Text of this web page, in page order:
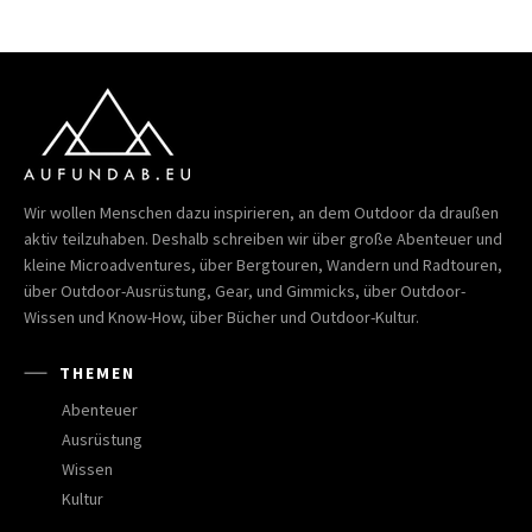
Wir wollen Menschen dazu inspirieren, an dem Outdoor da draußen
aktiv teilzuhaben. Deshalb schreiben wir über große Abenteuer und
kleine Microadventures, über Bergtouren, Wandern und Radtouren,
über Outdoor-Ausrüstung, Gear, und Gimmicks, über Outdoor-
Wissen und Know-How, über Bücher und Outdoor-Kultur.
THEMEN
Abenteuer
Ausrüstung
Wissen
Kultur